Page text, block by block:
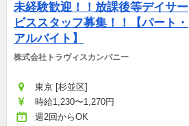
未経験歓迎！！放課後等デイサー
ビススタッフ募集！！【パート・
アルバイト】
株式会社トラヴィスカンパニー
東京 [杉並区]
時給1,230〜1,270円
週2回からOK